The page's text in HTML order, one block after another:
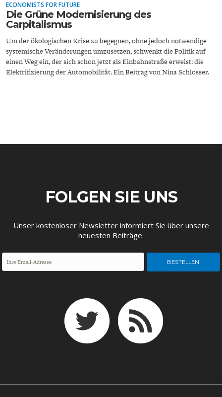
INDUSTRIEPOLITIK
UNGLEICHHEIT UND
MACHT
ENERGIE & UMWELT
EUROPA
ECONOMISTS FOR FUTURE
Die Grüne Modernisierung des
Carpitalismus
Um der ökologischen Krise zu begegnen, ohne jedoch notwendige
systemische Veränderungen umzusetzen, schwenkt die Politik auf
einen Weg ein, der sich schon jetzt als Einbahnstraße erweist: die
Elektrifizierung der Automobilität. Ein Beitrag von Nina Schlosser.
FOLGEN SIE UNS
Unser kostenloser Newsletter informiert Sie über unsere
neuesten Beiträge.